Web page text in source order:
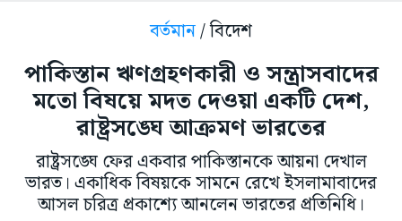
বর্তমান/ বিদেশ
পাকিস্তান ঋণগ্রহণকারী ও সন্ত্রাসবাদের
মতো বিষয়ে মদত দেওয়া একটি দেশ,
রাষ্ট্রসঙ্ঘে আক্রমণ ভারতের
রাষ্ট্রসঙ্ঘে ফের একবার পাকিস্তানকে আয়না দেখাল
ভারত। একাধিক বিষয়কে সামনে রেখে ইসলামাবাদের
আসল চরিত্র প্রকাশ্যে আনলেন ভারতের প্রতিনিধি।